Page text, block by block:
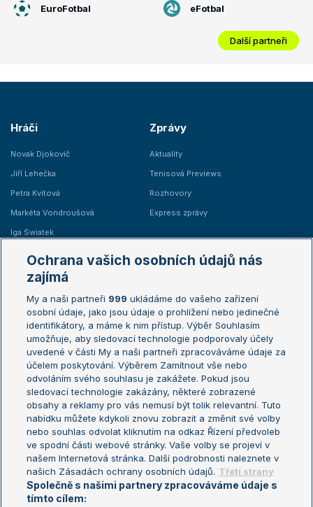
EuroFotbal eFotbal
Další partneři
Hráči
Novak Djokovič
Jiří Lehečka
Petra Kvitová
Markéta Vondroušová
Iga Swiatek
Zprávy
Aktuality
Tenisová Previews
Rozhovory
Express zprávy
Žebříčky
Žebříček ATP (muži)
Žebříček WTA (ženy)
Sázkařský žebříček
Australian Open
French Open
Wimbledon
US Open
Turnaj mistrů
Turnaj mistryň
Aktualní trendy
Fotbalové přestupy
Livesport Daily
LS Prague Open
Ochrana vašich osobních údajů nás
zajímá
My a naši partneři 999 ukládáme do vašeho zařízení
osobní údaje, jako jsou údaje o prohlížení nebo jedinečné
identifikátory, a máme k nim přístup. Výběr Souhlasím
umožňuje, aby sledovací technologie podporovaly účely
uvedené v části My a naši partneři zpracováváme údaje za
účelem poskytování. Výběrem Zamítnout vše nebo
odvoláním svého souhlasu je zakážete. Pokud jsou
sledovací technologie zakázány, některé zobrazené
obsahy a reklamy pro vás nemusí být tolik relevantní. Tuto
nabídku můžete kdykoli znovu zobrazit a změnit své volby
nebo souhlas odvolat kliknutím na odkaz Řízení předvoleb
ve spodní části webové stránky. Vaše volby se projeví v
našem Internetová stránka. Další podrobnosti naleznete v
našich Zásadách ochrany osobních údajů. Třetí strany
Společně s našimi partnery zpracováváme údaje s
tímto cílem: